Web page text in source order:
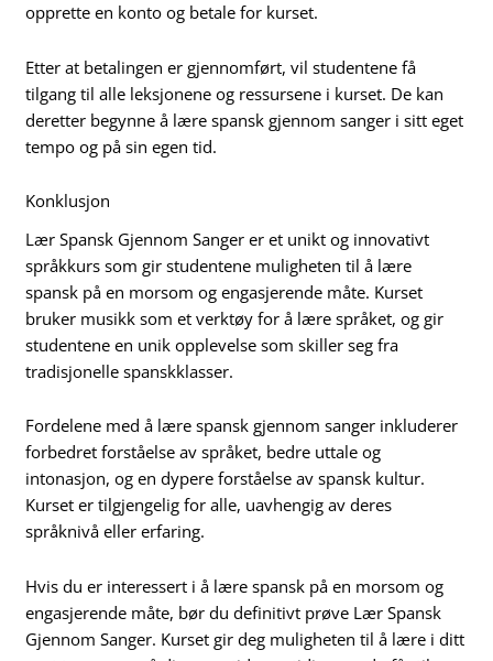
opprette en konto og betale for kurset.
Etter at betalingen er gjennomført, vil studentene få
tilgang til alle leksjonene og ressursene i kurset. De kan
deretter begynne å lære spansk gjennom sanger i sitt eget
tempo og på sin egen tid.
Konklusjon
Lær Spansk Gjennom Sanger er et unikt og innovativt
språkkurs som gir studentene muligheten til å lære
spansk på en morsom og engasjerende måte. Kurset
bruker musikk som et verktøy for å lære språket, og gir
studentene en unik opplevelse som skiller seg fra
tradisjonelle spanskklasser.
Fordelene med å lære spansk gjennom sanger inkluderer
forbedret forståelse av språket, bedre uttale og
intonasjon, og en dypere forståelse av spansk kultur.
Kurset er tilgjengelig for alle, uavhengig av deres
språknivå eller erfaring.
Hvis du er interessert i å lære spansk på en morsom og
engasjerende måte, bør du definitivt prøve Lær Spansk
Gjennom Sanger. Kurset gir deg muligheten til å lære i ditt